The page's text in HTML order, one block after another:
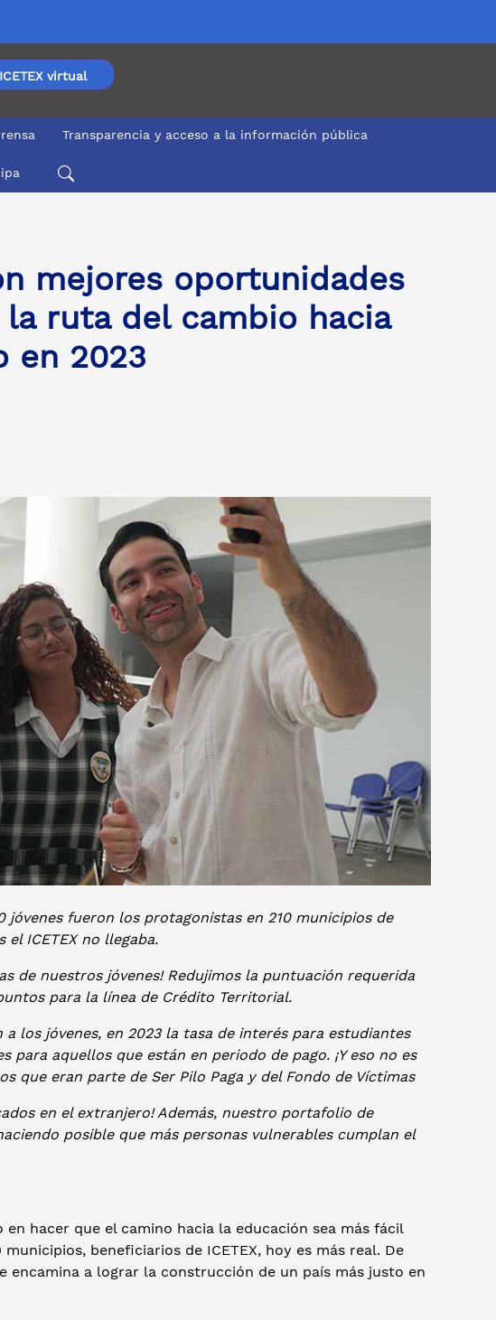
virtual
Transparencia y acceso a la información pública
mejores oportunidades
ruta del cambio hacia
en 2023
jóvenes fueron los protagonistas en 210 municipios de
ICETEX no llegaba.
de nuestros jóvenes! Redujimos la puntuación requerida
para la línea de Crédito Territorial.
los jóvenes, en 2023 la tasa de interés para estudiantes
para aquellos que están en periodo de pago. ¡Y eso no es
que eran parte de Ser Pilo Paga y del Fondo de Víctimas
en el extranjero! Además, nuestro portafolio de
posible que más personas vulnerables cumplan el
en hacer que el camino hacia la educación sea más fácil
beneficiarios de ICETEX, hoy es más real. De
encamina a lograr la construcción de un país más justo en